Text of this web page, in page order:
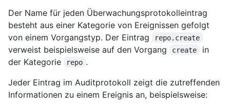
Der Name für jeden Überwachungsprotokolleintrag
besteht aus einer Kategorie von Ereignissen gefolgt
von einem Vorgangstyp. Der Eintrag
repo.create
verweist beispielsweise auf den Vorgang create
in
der Kategorie
repo .
Jeder Eintrag im Auditprotokoll zeigt die zutreffenden
Informationen zu einem Ereignis an, beispielsweise: